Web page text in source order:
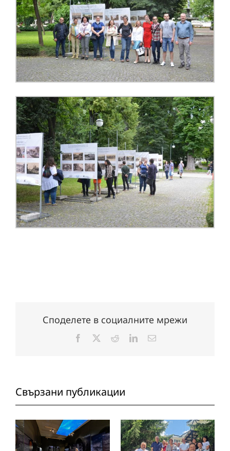
Споделете в социалните мрежи
Facebook RedditLinkedInЕлектронна
Свързани публикации